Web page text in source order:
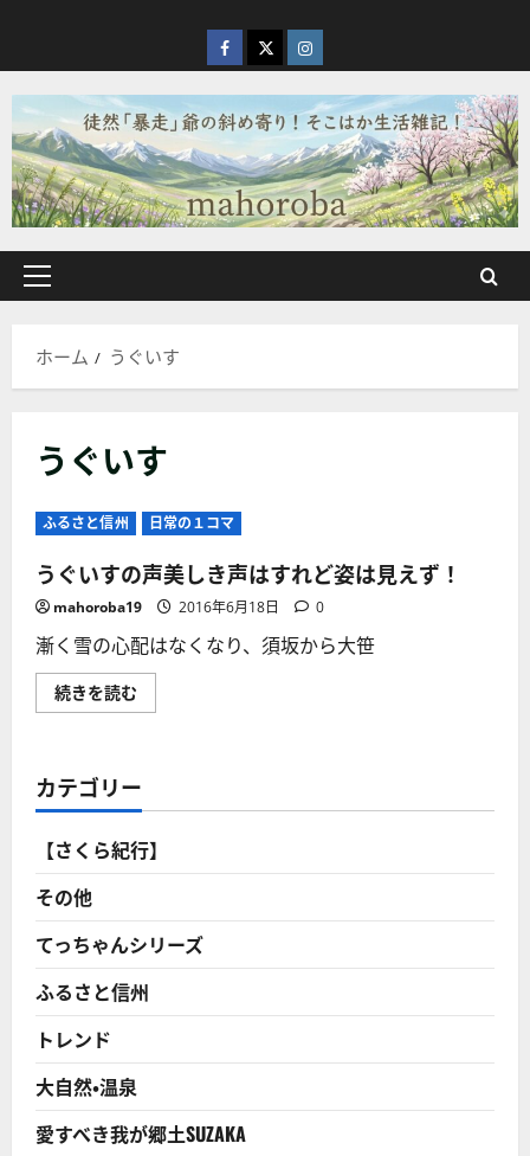
を
ス
キ
ッ
プ
facebook
X Instagram
メ
ン
ー
ホーム うぐいす
うぐいす
ふるさと信州 日常の１コマ
うぐいすの声美しき声はすれど姿は見えず！
mahoroba19 2016年6月18日 0
漸く雪の心配はなくなり、須坂から大笹
続きを読む
ぐ
美
し
声
は
す
姿
は
見
え
ず！
に
つ
ら
に
読
む
カテゴリー
【さくら紀行】
その他
てっちゃんシリーズ
ふるさと信州
トレンド
大自然・温泉
愛すべき我が郷土SUZAKA